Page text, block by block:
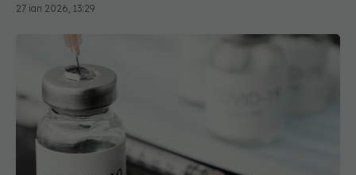
27 ian 2026, 13:29